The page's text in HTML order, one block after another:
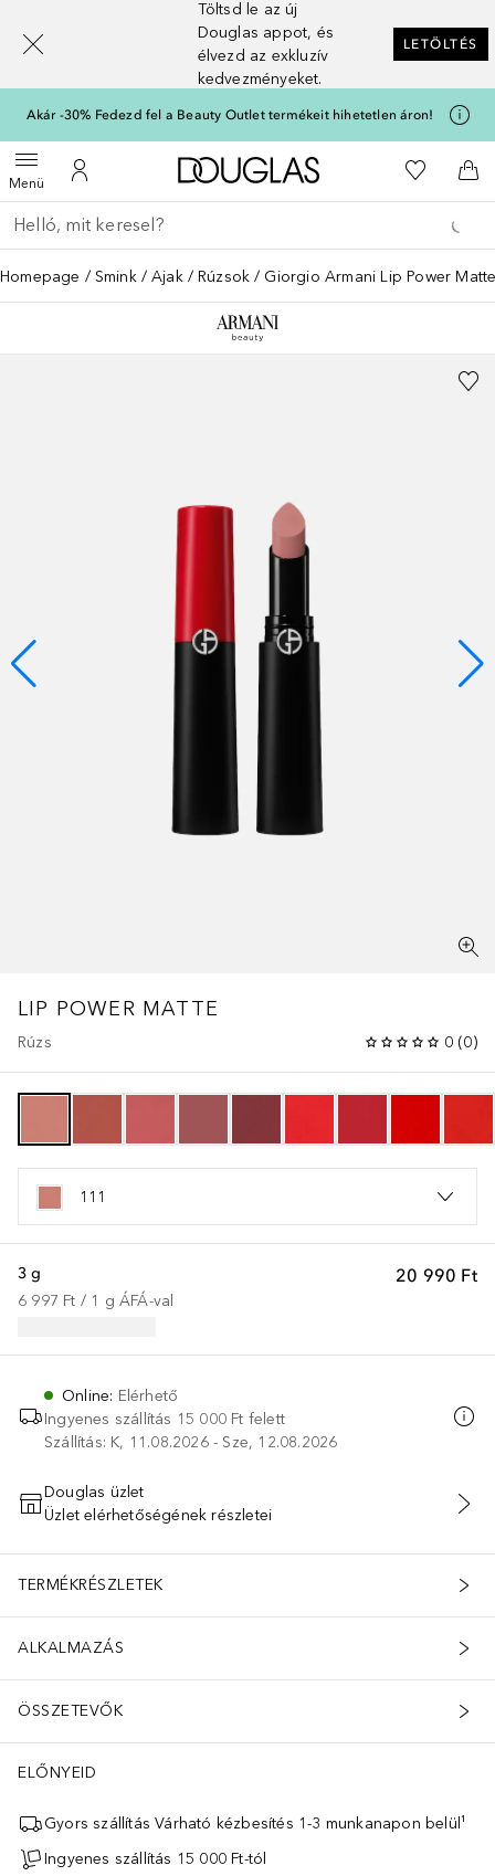
Töltsd le az új
Douglas appot, és
élvezd az exkluzív
kedvezményeket.
LETÖLTÉS
Akár -30% Fedezd fel a Beauty Outlet termékeit hihetetlen áron!
MenüMenü megnyitása
A fiókomhoz
A Douglas Főoldalra
A
Menj vissza
Keresés végrehajtása
Homepage Smink Ajak Rúzsok Giorgio Armani Lip Power
LIP POWER MATTE
Rúzs 0 (0)
111
20 990 Ft
3 g
6 997 Ft / 1 g ÁFÁ-val
Online: Elérhető
Ingyenes szállítás 15 000 Ft felett
Szállítás: K, 11.08.2026 - Sze, 12.08.2026
KOSÁRBA HELYEZÉS
Douglas üzlet
Üzlet elérhetőségének részletei
TERMÉKRÉSZLETEK
ALKALMAZÁS
ÖSSZETEVŐK
ELŐNYEID
Gyors szállítás Várható kézbesítés 1-3 munkanapon belül¹
Ingyenes szállítás 15 000 Ft-tól
[navigation.slideout.screenreader]